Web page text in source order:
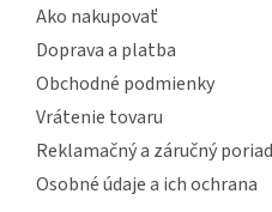
Ako nakupovať
Doprava a platba
Obchodné podmienky
Vrátenie tovaru
Reklamačný a záručný
Osobné údaje a ich ochrana